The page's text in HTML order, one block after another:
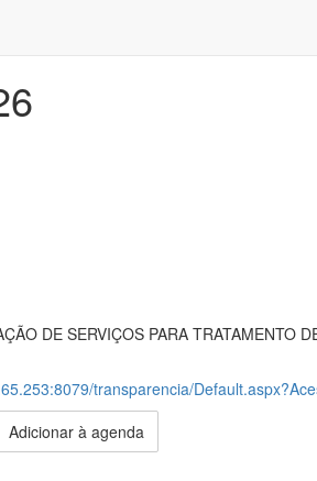
DE SERVIÇOS PARA TRATAMENTO
transparencia/
Adicionar à agenda